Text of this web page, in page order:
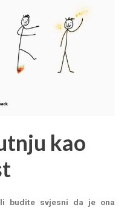
kao
budite svjesni da je ona